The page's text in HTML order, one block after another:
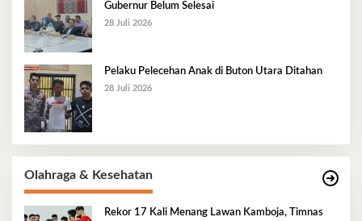
Gubernur Belum Selesai
28 Juli 2026
Pelaku Pelecehan Anak di Buton Utara Ditahan
28 Juli 2026
Olahraga & Kesehatan
Rekor 17 Kali Menang Lawan Kamboja, Timnas